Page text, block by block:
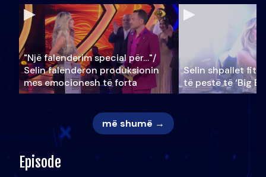
"Një falenderim special për…"/
Selin falënderon produksionin
mes emocionesh të forta
Selin shpallet
të pestë të ‘Big
më shumë →
Episode